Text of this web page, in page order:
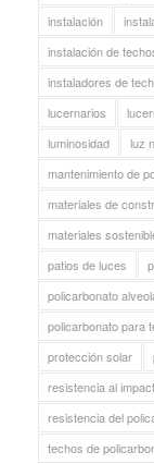
instalación
instalación de
instaladores de
lucernarios
luminosidad
luz
mantenimiento de
materiales de
materiales
patios de luces
policarbonato
policarbonato para
protección solar
resistencia al
resistencia del
techos de